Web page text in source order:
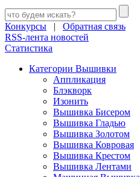
Конкурсы | Обратная связь
RSS-лента новостей
Статистика
Категории Вышивки
Аппликация
Блэкворк
Изонить
Вышивка Бисером
Вышивка Гладью
Вышивка Золотом
Вышивка Ковровая
Вышивка Крестом
Вышивка Лентами